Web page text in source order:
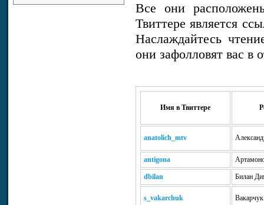
Все они
Твиттере является
Наслаждайтесь
они зафолловят вас в
Имя в Твиттере
anatolich_mtv
antigona
dbilan Билан
s_vakarchuk